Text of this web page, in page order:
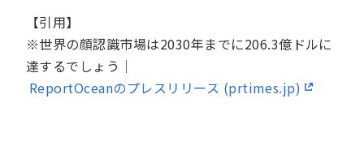
【引用】
※世界の顔認識市場は2030年までに206.3億ドルに
達するでしょう｜
ReportOceanのプレスリリース (prtimes.jp)